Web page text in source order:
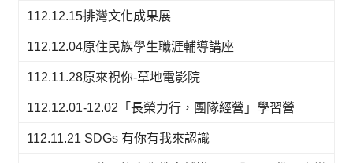
112.12.15排灣文化成果展
112.12.04原住民族學生職涯輔導講座
112.11.28原來視你-草地電影院
112.12.01-12.02「長榮力行，團隊經營」學習營
112.11.21 SDGs 有你有我來認識